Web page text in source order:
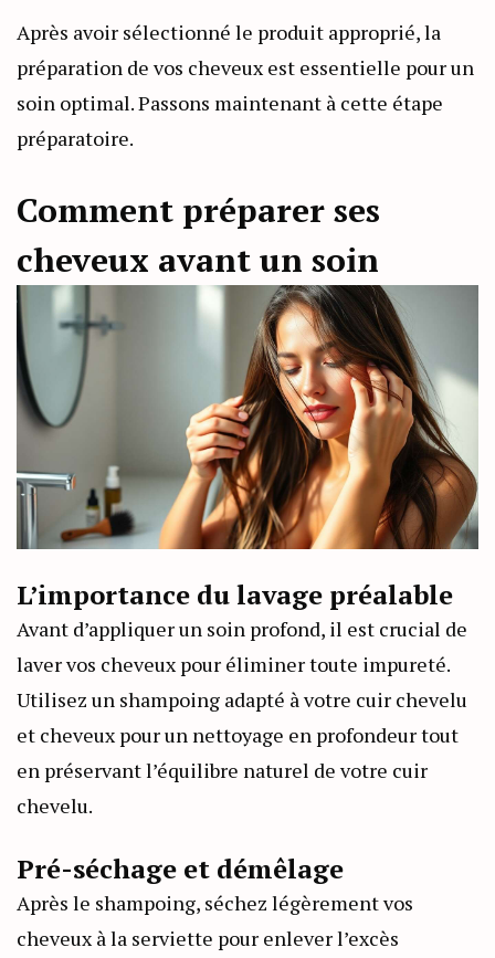
Après avoir sélectionné le produit approprié, la
préparation de vos cheveux est essentielle pour un
soin optimal. Passons maintenant à cette étape
préparatoire.
Comment préparer ses
cheveux avant un soin
L’importance du lavage préalable
Avant d’appliquer un soin profond, il est crucial de
laver vos cheveux pour éliminer toute impureté.
Utilisez un shampoing adapté à votre cuir chevelu
et cheveux pour un nettoyage en profondeur tout
en préservant l’équilibre naturel de votre cuir
chevelu.
Pré-séchage et démêlage
Après le shampoing, séchez légèrement vos
cheveux à la serviette pour enlever l’excès